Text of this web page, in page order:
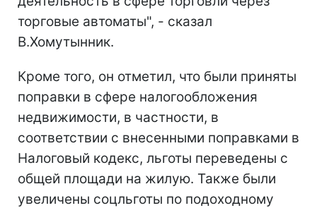
торговые автоматы", - сказал
В.Хомутынник.
Кроме того, он отметил, что были приняты
поправки в сфере налогообложения
недвижимости, в частности, в
соответствии с внесенными поправками в
Налоговый кодекс, льготы переведены с
общей площади на жилую. Также были
увеличены соцльготы по подоходному